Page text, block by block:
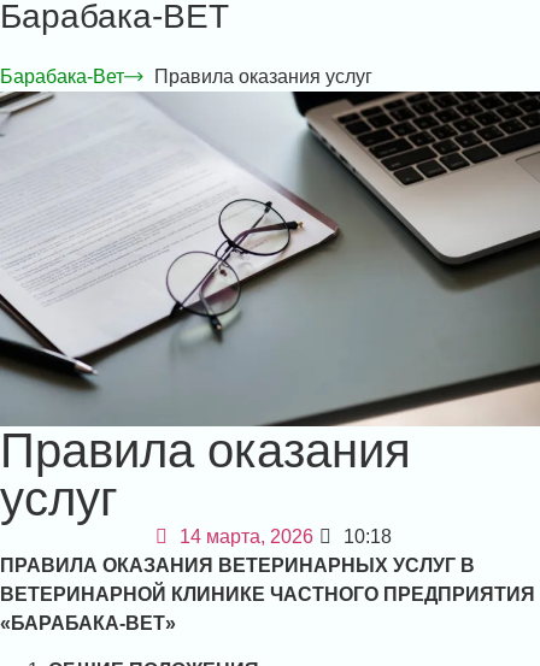
Барабака-ВЕТ
Барабака-Вет Правила оказания услуг
Правила оказания
услуг
14 марта, 2026
10:18
ПРАВИЛА ОКАЗАНИЯ ВЕТЕРИНАРНЫХ УСЛУГ В
ВЕТЕРИНАРНОЙ КЛИНИКЕ ЧАСТНОГО ПРЕДПРИЯТИЯ
«БАРАБАКА-ВЕТ»